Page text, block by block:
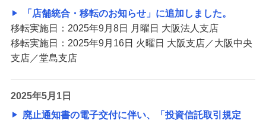
「店舗統合・移転のお知らせ」に追加しました。
移転実施日：2025年9月8日 月曜日 大阪法人支店
移転実施日：2025年9月16日 火曜日 大阪支店／大阪中央
支店／堂島支店
2025年5月1日
廃止通知書の電子交付に伴い、「投資信託取引規定